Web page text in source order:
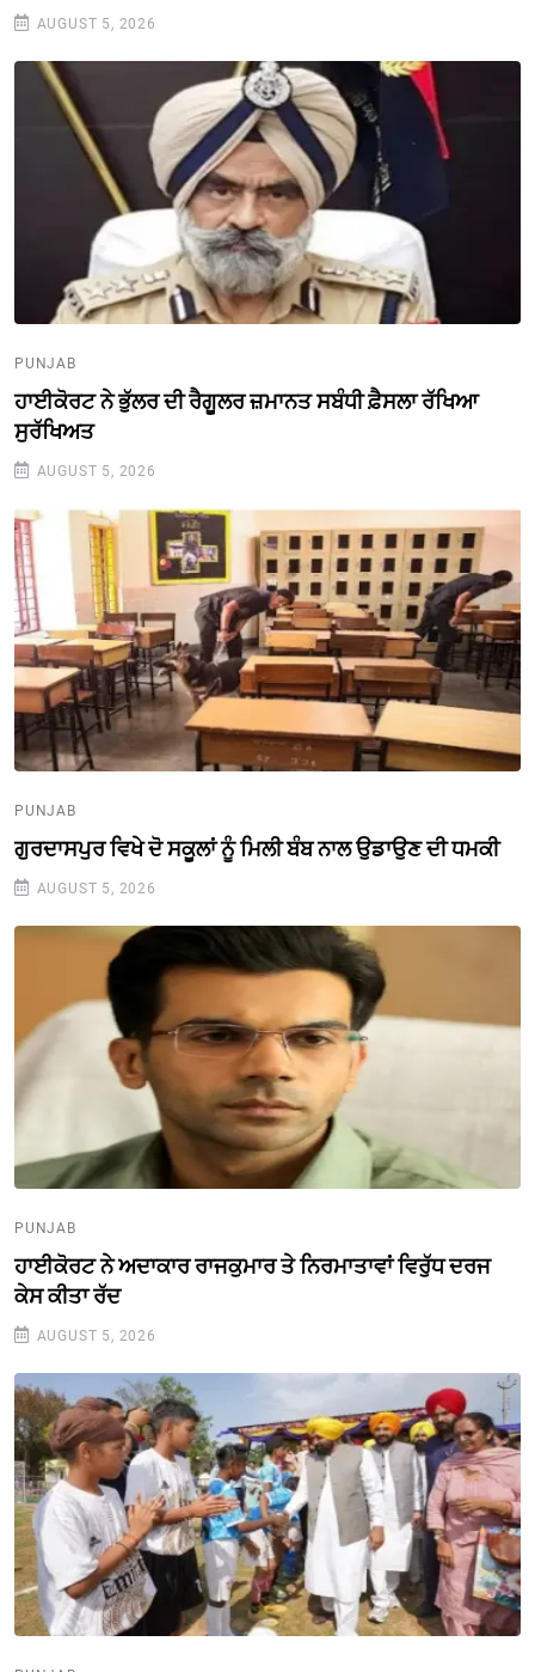
AUGUST 5, 2026
PUNJAB
ਹਾਈਕੋਰਟ ਨੇ ਭੁੱਲਰ ਦੀ ਰੈਗੂਲਰ ਜ਼ਮਾਨਤ ਸਬੰਧੀ ਫ਼ੈਸਲਾ ਰੱਖਿਆ
ਸੁਰੱਖਿਅਤ
AUGUST 5, 2026
PUNJAB
ਗੁਰਦਾਸਪੁਰ ਵਿਖੇ ਦੋ ਸਕੂਲਾਂ ਨੂੰ ਮਿਲੀ ਬੰਬ ਨਾਲ ਉਡਾਉਣ ਦੀ ਧਮਕੀ
AUGUST 5, 2026
PUNJAB
ਹਾਈਕੋਰਟ ਨੇ ਅਦਾਕਾਰ ਰਾਜਕੁਮਾਰ ਤੇ ਨਿਰਮਾਤਾਵਾਂ ਵਿਰੁੱਧ ਦਰਜ
ਕੇਸ ਕੀਤਾ ਰੱਦ
AUGUST 5, 2026